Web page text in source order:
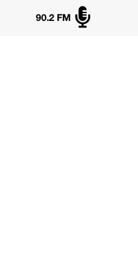

90.2 FM